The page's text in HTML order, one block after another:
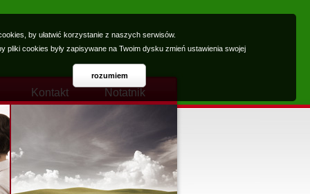
Kontakt Notatnik
by ułatwić korzystanie z naszych serwisów.
pliki cookies były zapisywane na Twoim dysku zmień ustawienia swojej
rozumiem